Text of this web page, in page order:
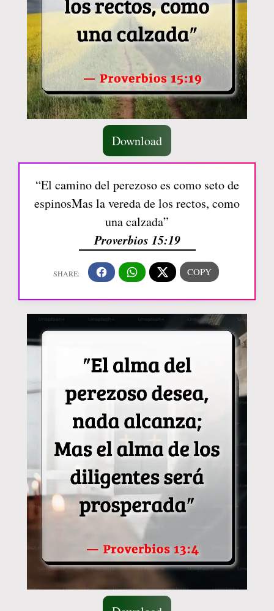
Download
“El camino del perezoso es como seto de
espinosMas la vereda de los rectos, como
una calzada”
Proverbios 15:19